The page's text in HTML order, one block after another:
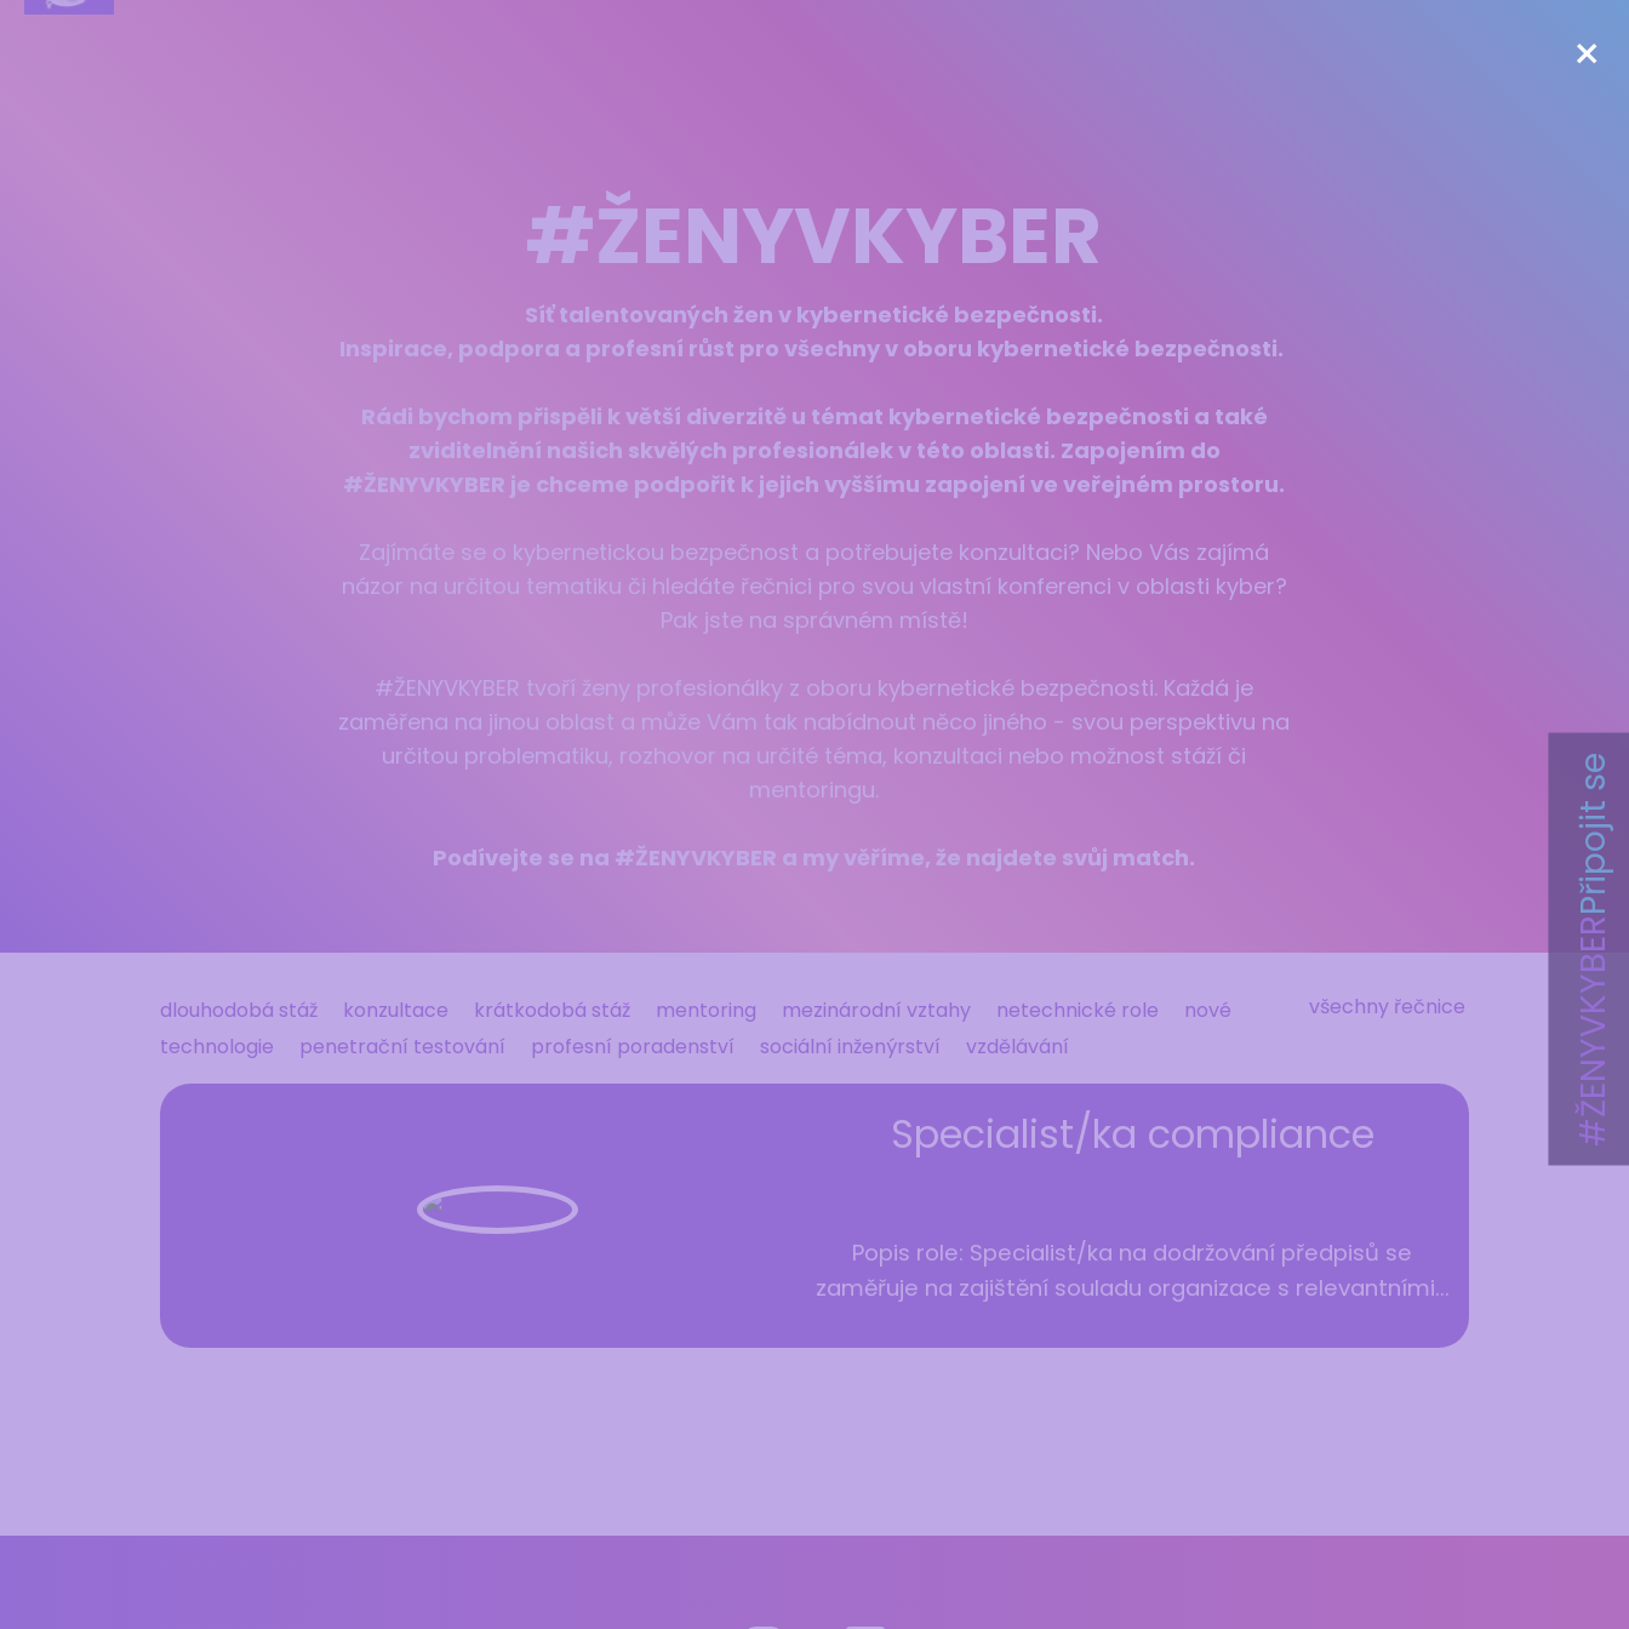
#ŽENYVKYBER
Síť talentovaných žen v kybernetické bezpečnosti.
Inspirace, podpora a profesní růst pro všechny v oboru kybernetické bezpečnosti.
Rádi bychom přispěli k větší diverzitě u témat kybernetické bezpečnosti a také
zviditelnění našich skvělých profesionálek v této oblasti. Zapojením do
#ŽENYVKYBER je chceme podpořit k jejich vyššímu zapojení ve veřejném prostoru.
Zajímáte se o kybernetickou bezpečnost a potřebujete konzultaci? Nebo Vás zajímá
názor na určitou tematiku či hledáte řečnici pro svou vlastní konferenci v oblasti kyber?
Pak jste na správném místě!
#ŽENYVKYBER tvoří ženy profesionálky z oboru kybernetické bezpečnosti. Každá je
zaměřena na jinou oblast a může Vám tak nabídnout něco jiného - svou perspektivu na
určitou problematiku, rozhovor na určité téma, konzultaci nebo možnost stáží či
mentoringu.
Podívejte se na #ŽENYVKYBER a my věříme, že najdete svůj match.
dlouhodobá stáž konzultace krátkodobá stáž mentoring mezinárodní vztahy netechnické role
nové
technologie
penetrační testování profesní poradenství sociální inženýrství vzdělávání
všechny řečnice
Specialist/ka compliance
Popis role: Specialist/ka na dodržování předpisů se
zaměřuje na zajištění souladu organizace s relevantními...
#ŽENYVKYBER
Připojit se
×